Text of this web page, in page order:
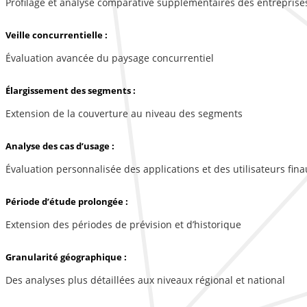
Veille concurrentielle :
Évaluation avancée du paysage concurrentiel
Élargissement des segments :
Extension de la couverture au niveau des segments
Analyse des cas d’usage :
Évaluation personnalisée des applications et des utilisateurs
Période d’étude prolongée :
Extension des périodes de prévision et d’historique
Granularité géographique :
Des analyses plus détaillées aux niveaux régional et national